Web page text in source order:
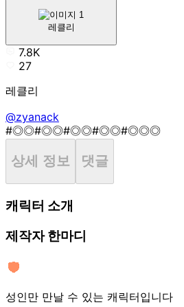
레클리
7.8K
27
레클리
@zyanack
#◎◎#◎◎#◎◎#◎◎#◎◎◎
상세 정보 댓글
캐릭터 소개
제작자 한마디
성인만 만날 수 있는 캐릭터입니다